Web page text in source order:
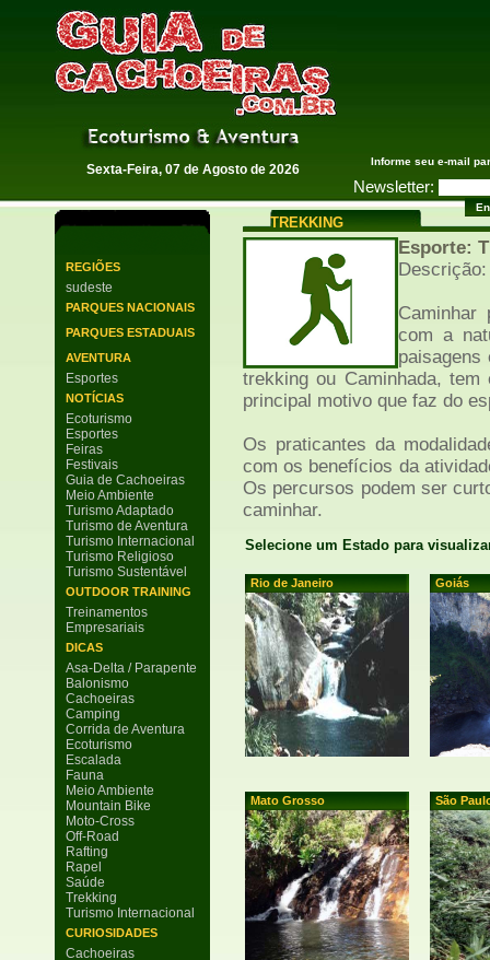
Guia de Cachoeiras
Sexta-Feira, 07 de Agosto de 2026
Informe seu e-mail
Newsletter:
REGIÕES
sudeste
PARQUES NACIONAIS
PARQUES ESTADUAIS
AVENTURA
Esportes
NOTÍCIAS
Ecoturismo
Esportes
Feiras
Festivais
Guia de Cachoeiras
Meio Ambiente
Turismo Adaptado
Turismo de Aventura
Turismo Internacional
Turismo Religioso
Turismo Sustentável
OUTDOOR TRAINING
Treinamentos
Empresariais
DICAS
Asa-Delta / Parapente
Balonismo
Cachoeiras
Camping
Corrida de Aventura
Ecoturismo
Escalada
Fauna
Meio Ambiente
Mountain Bike
Moto-Cross
Off-Road
Rafting
Rapel
Saúde
Trekking
Turismo Internacional
CURIOSIDADES
Cachoeiras
TREKKING
Esporte:
Descrição:
Caminhar
com a
paisagens
trekking ou Caminhada,
principal motivo que faz do
Os praticantes da
com os benefícios da
Os percursos podem ser
caminhar.
Selecione um Estado para
Rio de Janeiro Goiás
Mato Grosso São